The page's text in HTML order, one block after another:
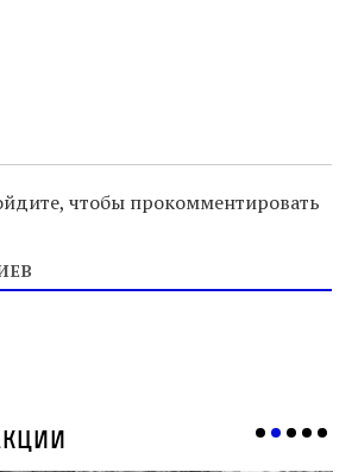
чтобы прокомментировать